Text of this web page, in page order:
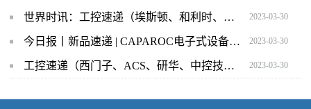
世界时讯：工控速递（埃斯顿、和利时、施耐德、西克、凯尔达） 2023-03-30
今日报丨新品速递 | CAPAROC电子式设备断路器，提供个性化保护 2023-03-30
工控速递（西门子、ACS、研华、中控技术、日产电机）_世界热头条 2023-03-30